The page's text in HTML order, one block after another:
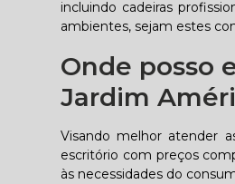
incluindo cadeiras
ambientes, sejam estes
Onde posso
Jardim
Visando melhor atender
escritório com preços
às necessidades do